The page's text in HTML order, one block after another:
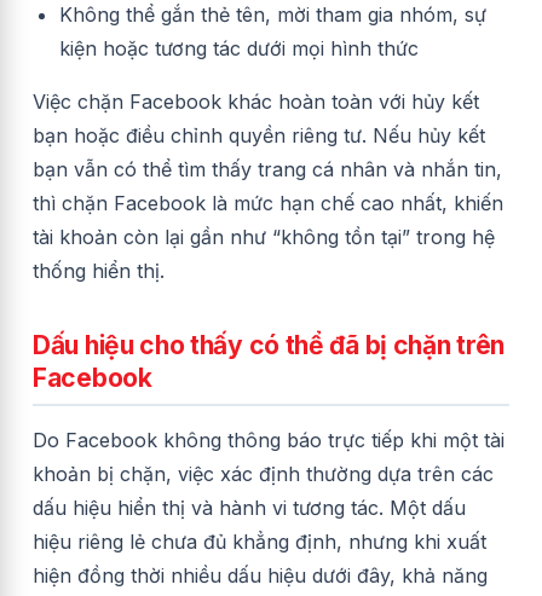
Không thể gắn thẻ tên, mời tham gia nhóm, sự
kiện hoặc tương tác dưới mọi hình thức
Việc chặn Facebook khác hoàn toàn với hủy kết
bạn hoặc điều chỉnh quyền riêng tư. Nếu hủy kết
bạn vẫn có thể tìm thấy trang cá nhân và nhắn tin,
thì chặn Facebook là mức hạn chế cao nhất, khiến
tài khoản còn lại gần như “không tồn tại” trong hệ
thống hiển thị.
Dấu hiệu cho thấy có thể đã bị chặn trên
Facebook
Do Facebook không thông báo trực tiếp khi một tài
khoản bị chặn, việc xác định thường dựa trên các
dấu hiệu hiển thị và hành vi tương tác. Một dấu
hiệu riêng lẻ chưa đủ khẳng định, nhưng khi xuất
hiện đồng thời nhiều dấu hiệu dưới đây, khả năng